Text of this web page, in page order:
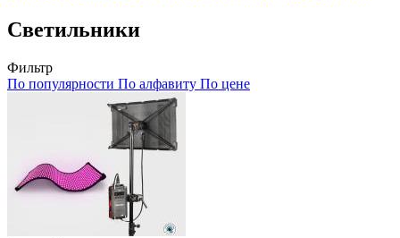
Светильники
Фильтр
По популярности По алфавиту По цене